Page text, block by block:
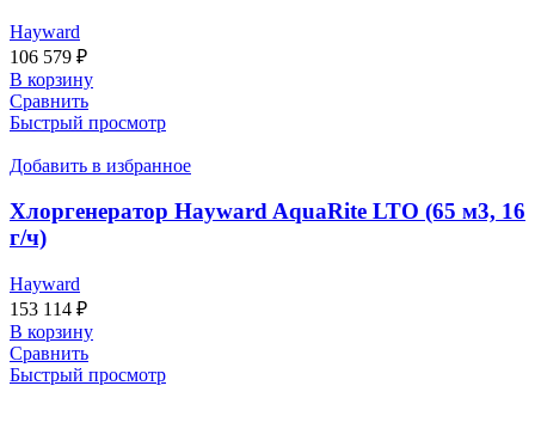
Hayward
106 579 ₽
В корзину
Сравнить
Быстрый просмотр
Добавить в избранное
Хлоргенератор Hayward AquaRite LTO (65 м3, 16
г/ч)
Hayward
153 114 ₽
В корзину
Сравнить
Быстрый просмотр